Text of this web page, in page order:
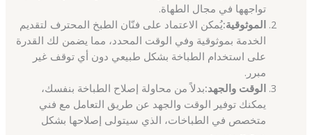
تواجهها في مجال الطهاة.
الموثوقية:يُمكن الاعتماد على فنّان الطبخ المحترف لتقديم
الخدمة بموثوقية وفي الوقت المحدد، مما يضمن لك القدرة
على استخدام الطباخة بشكل طبيعي دون أي توقف غير
مبرر.
الوقت والجهد:بدلاً من محاولة إصلاح الطباخة بنفسك،
يمكنك توفير الوقت والجهد عن طريق التعامل مع فني
متخصص في الطباخات، الذي سيتولى إصلاحها بشكل